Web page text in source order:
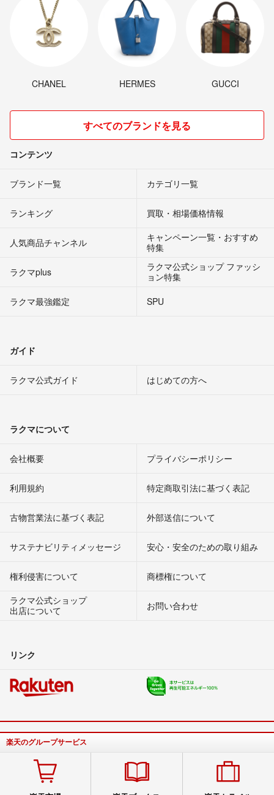
CHANEL HERMES GUCCI
すべてのブランドを見る
コンテンツ
ブランド一覧 カテゴリ一覧
ランキング 買取・相場価格情報
人気商品チャンネル
キャンペーン一覧・おすすめ
特集
ラクマplus
ラクマ公式ショップ ファッシ
ョン特集
ラクマ最強鑑定
SPU
ガイド
ラクマ公式ガイド はじめての方へ
ラクマについて
会社概要 プライバシーポリシー
利用規約 特定商取引法に基づく表記
古物営業法に基づく表記 外部送信について
サステナビリティメッセージ 安心・安全のための取り組み
権利侵害について
商標権について
ラクマ公式ショップ
出店について
お問い合わせ
リンク
楽天のグループサービス